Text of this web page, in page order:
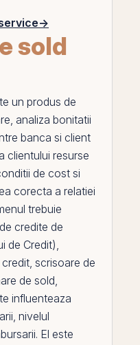
→
sold
un produs de
analiza bonitatii
banca si client
clientului resurse
de cost si
corecta a relatiei
trebuie
credite de
de Credit),
, scrisoare de
de sold,
influenteaza
nivelul
El este